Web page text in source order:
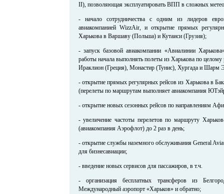
II), позволяющая эксплуатировать ВПП в сложных
- начало сотрудничества с одним из лидеров
авиакомпанией WizzAir, и открытие прямых
Харькова в Варшаву (Польша) и Кутаиси (Грузия);
- запуск базовой авиакомпании «Авиалинии
работы начала выполнять полеты из Харькова по
Ираклион (Греция), Монастир (Тунис), Хургада и Шарм
- открытие прямых регулярных рейсов из Харькова в
(перелеты по маршрутам выполняет авиакомпания
- открытие новых сезонных рейсов по направлениям
- увеличение частоты перелетов по маршруту
(авиакомпания Аэрофлот) до 2 раз в день;
- открытие службы наземного обслуживания General
для бизнесавиации;
- введение новых сервисов для пассажиров, в т.ч.
- организация бесплатных трансферов из
Международный аэропорт «Харьков» и обратно;